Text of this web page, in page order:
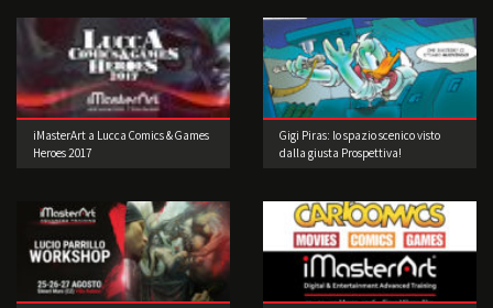
iMasterArt a Lucca Comics & Games
Heroes 2017
Gigi Piras: lo spazio scenico visto
dalla giusta Prospettiva!